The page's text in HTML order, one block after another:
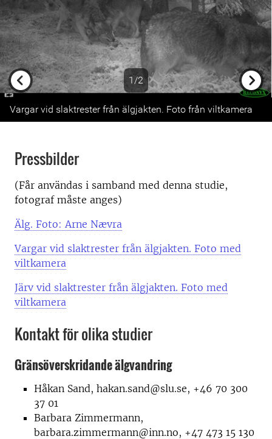
1/2
Previous
Vargar vid slaktrester från älgjakten. Foto från viltkamera
Pressbilder
(Får användas i samband med denna studie,
fotograf måste anges)
Älg. Foto: Arne Nævra
Vargar vid slaktrester från älgjakten. Foto med
viltkamera
Järv vid slaktrester från älgjakten. Foto med
viltkamera
Kontakt för olika studier
Gränsöverskridande älgvandring
Håkan Sand, hakan.sand@slu.se, +46 70 300
37 01
Barbara Zimmermann,
barbara.zimmermann@inn.no, +47 473 15 130